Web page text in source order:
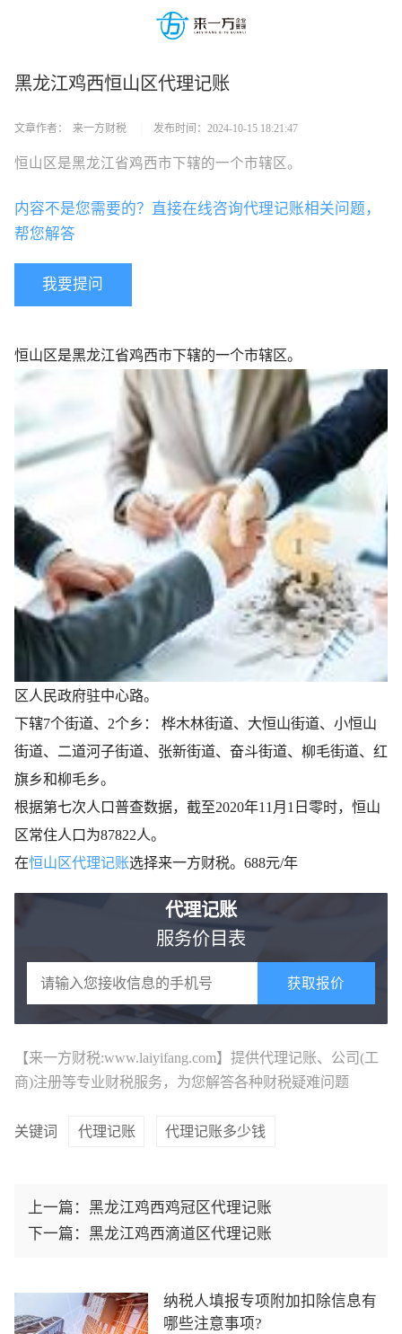
黑龙江鸡西恒山区代理记账
文章作者： 来一方财税 发布时间：2024-10-15 18:21:47
恒山区是黑龙江省鸡西市下辖的一个市辖区。
我要提问
内容不是您需要的？直接在线咨询代理记账相关问题，
帮您解答
恒山区是黑龙江省鸡西市下辖的一个市辖区。
区人民政府驻中心路。
下辖7个街道、2个乡： 桦木林街道、​大恒山街道、​小恒山
街道、​二道河子街道、​张新街道、​奋斗街道、​柳毛街道、​红
旗乡和柳毛乡。
根据第七次人口普查数据，截至2020年11月1日零时，恒山
区常住人口为87822人。
在恒山区代理记账选择来一方财税。688元/年
代理记账
服务价目表
获取报价
【来一方财税:www.laiyifang.com】提供代理记账、公司(工
商)注册等专业财税服务，为您解答各种财税疑难问题
关键词 代理记账 代理记账多少钱
上一篇： 黑龙江鸡西鸡冠区代理记账
下一篇： 黑龙江鸡西滴道区代理记账
纳税人填报专项附加扣除信息有
哪些注意事项?